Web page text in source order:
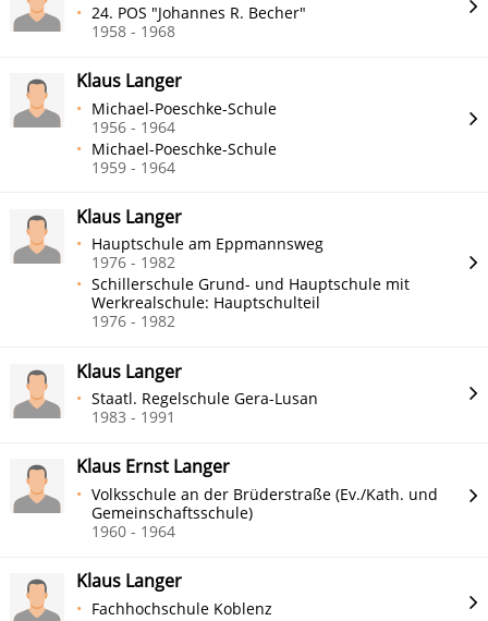
24. POS "Johannes R. Becher"
1958 - 1968
Klaus Langer
Michael-Poeschke-Schule
1956 - 1964
Michael-Poeschke-Schule
1959 - 1964
Klaus Langer
Hauptschule am Eppmannsweg
1976 - 1982
Schillerschule Grund- und Hauptschule mit
Werkrealschule: Hauptschulteil
1976 - 1982
Klaus Langer
Staatl. Regelschule Gera-Lusan
1983 - 1991
Klaus Ernst Langer
Volksschule an der Brüderstraße (Ev./Kath. und
Gemeinschaftsschule)
1960 - 1964
Klaus Langer
Fachhochschule Koblenz